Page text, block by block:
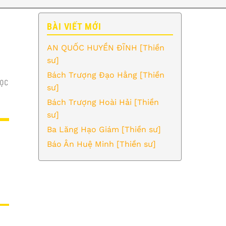
BÀI VIẾT MỚI
AN QUỐC HUYỀN ĐĨNH [Thiền
sư]
Bách Trượng Đạo Hằng [Thiền
sư]
Bách Trượng Hoài Hải [Thiền
sư]
Ba Lăng Hạo Giám [Thiền sư]
Báo Ân Huệ Minh [Thiền sư]